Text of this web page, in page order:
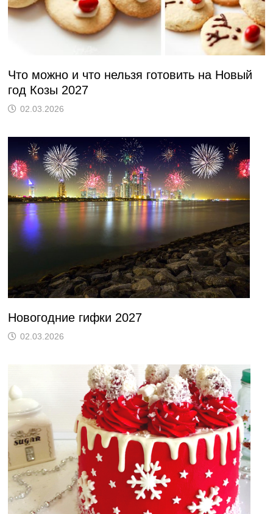
Что можно и что нельзя готовить на Новый
год Козы 2027
02.03.2026
Новогодние гифки 2027
02.03.2026